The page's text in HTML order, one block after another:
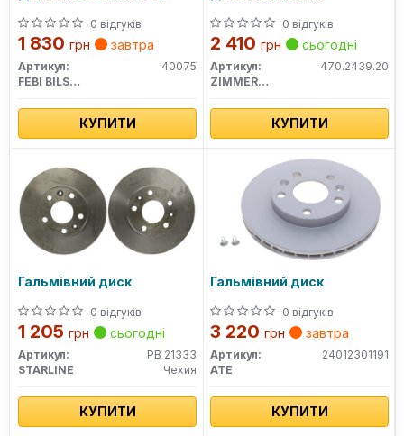
0 відгуків
1 830 грн завтра
Артикул:
40075
FEBI BILSTEIN
КУПИТИ
0 відгуків
2 410 грн сьогодні
Артикул:
470.2439.20
ZIMMERMANN
КУПИТИ
Гальмівний диск
0 відгуків
1 205 грн сьогодні
Артикул:
PB 21333
STARLINE
Чехия
КУПИТИ
Гальмівний диск
0 відгуків
3 220 грн завтра
Артикул:
24012301191
ATE
КУПИТИ